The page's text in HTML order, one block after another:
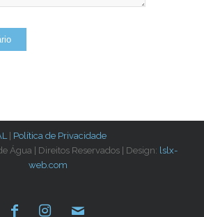
Política de Privacidade
Água | Direitos Reservados | Design: lslx-
web.com